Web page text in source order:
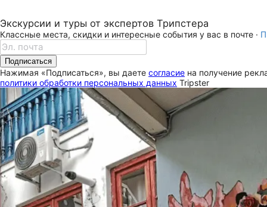
Экскурсии и туры от экспертов Трипстера
Классные места, скидки и интересные события у вас в почте ·
Подписаться
Нажимая «Подписаться», вы даете согласие на получение
политики обработки персональных данных Tripster